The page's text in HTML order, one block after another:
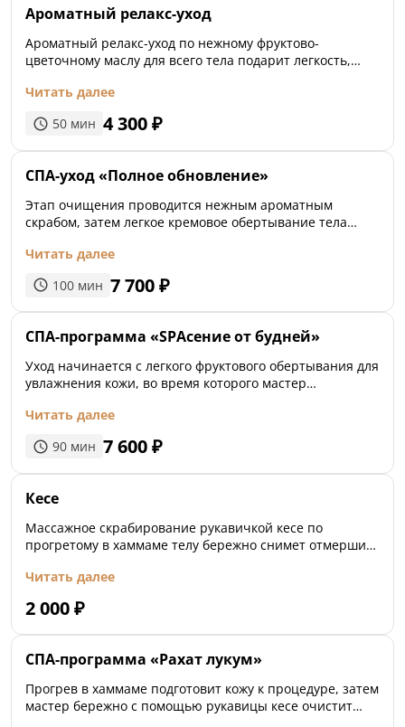
Ароматный релакс-уход
Ароматный релакс-уход по нежному фруктово-
цветочному маслу для всего тела подарит легкость,
ароматерапии.
Читать далее
50 мин 4 300₽
СПА-уход «Полное обновление»
Этап очищения проводится нежным ароматным
скрабом, затем легкое кремовое обертывание тела
а завершающий уход с маслом виноградной косточки
Читать далее
100 мин 7 700₽
СПА-программа «SPAсение от будней»
Уход начинается с легкого фруктового обертывания для
увлажнения кожи, во время которого мастер
часть головы или стопы по вашему выбору. А в
тела с ароматным маслом.
Читать далее
90 мин 7 600₽
Кесе
Массажное скрабирование рукавичкой кесе по
прогретому в хаммаме телу бережно снимет отмершие
процедурам.
Читать далее
2 000₽
СПА-программа «Рахат лукум»
Прогрев в хаммаме подготовит кожу к процедуре, затем
мастер бережно с помощью рукавицы кесе очистит